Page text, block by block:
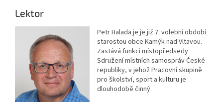
Lektor
Petr Halada je je již 7. volební období
starostou obce Kamýk nad Vltavou.
Zastává funkci místopředsedy
Sdružení místních samospráv České
republiky, v jehož Pracovní skupině
pro školství, sport a kulturu je
dlouhodobě činný.